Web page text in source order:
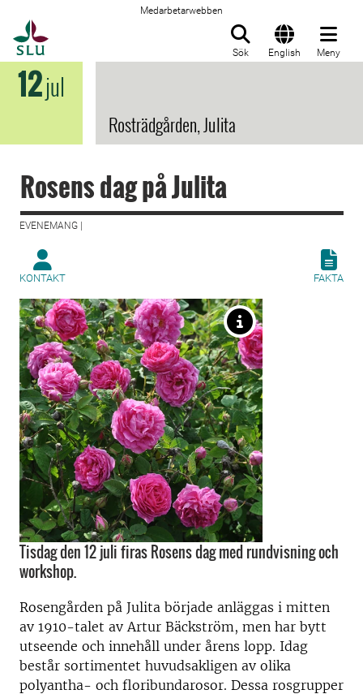
Medarbetarwebben
Sök English Meny
12jul
Rosträdgården, Julita
Rosens dag på Julita
EVENEMANG |
KONTAKT FAKTA
Tisdag den 12 juli firas Rosens dag med rundvisning och
workshop.
Rosengården på Julita började anläggas i mitten
av 1910-talet av Artur Bäckström, men har bytt
utseende och innehåll under årens lopp. Idag
består sortimentet huvudsakligen av olika
polyantha- och floribundarosor. Dessa rosgrupper